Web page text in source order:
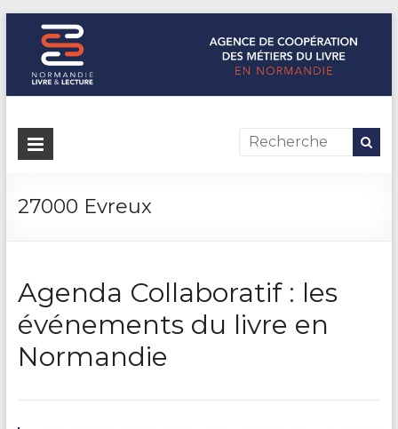
Normandie Livre & Lecture
L'agence de coopération des métiers du livre en Normandie
27000 Evreux
Agenda Collaboratif : les
événements du livre en
Normandie